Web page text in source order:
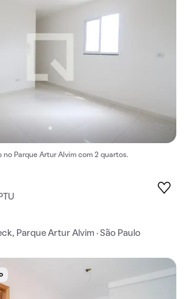
no Parque Artur Alvim com 2 quartos.
Parque Artur Alvim · São Paulo